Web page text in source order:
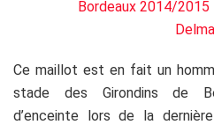
Ce maillot est en fait un
stade des Girondins de
d’enceinte lors de la